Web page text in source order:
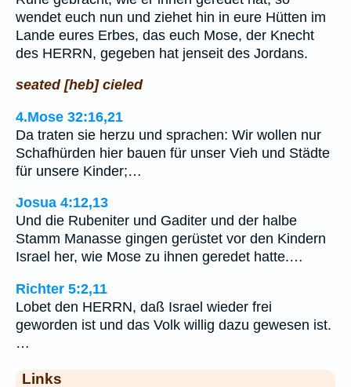
wendet euch nun und ziehet hin in eure Hütten im
Lande eures Erbes, das euch Mose, der Knecht
des HERRN, gegeben hat jenseit des Jordans.
seated [heb] cieled
4.Mose 32:16,21
Da traten sie herzu und sprachen: Wir wollen nur
Schafhürden hier bauen für unser Vieh und Städte
für unsere Kinder;…
Josua 4:12,13
Und die Rubeniter und Gaditer und der halbe
Stamm Manasse gingen gerüstet vor den Kindern
Israel her, wie Mose zu ihnen geredet hatte.…
Richter 5:2,11
Lobet den HERRN, daß Israel wieder frei
geworden ist und das Volk willig dazu gewesen ist.
…
Links